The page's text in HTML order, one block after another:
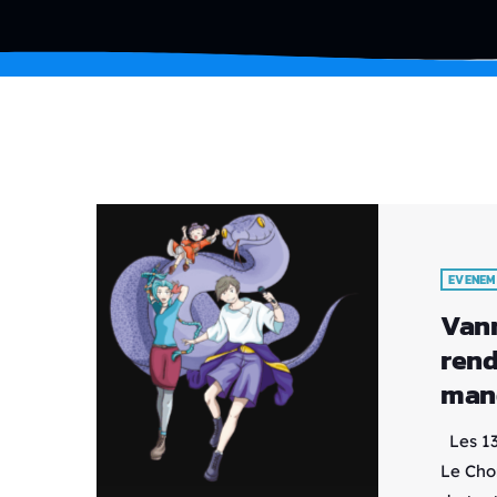
Les
Le